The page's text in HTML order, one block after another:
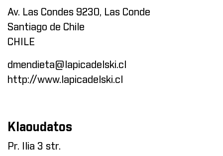
Av. Las Condes 9230, Las Conde
Santiago de Chile
CHILE
dmendieta@lapicadelski.cl
http://www.lapicadelski.cl
Klaoudatos
Pr. Ilia 3 str.